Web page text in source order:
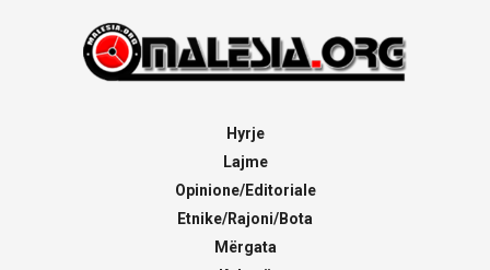
Hyrje
Lajme
Opinione/Editoriale
Etnike/Rajoni/Bota
Mërgata